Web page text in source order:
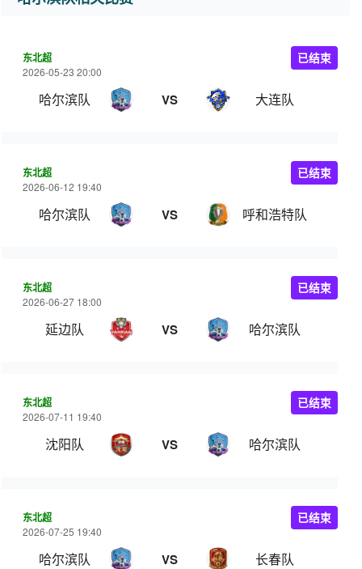
东北超
2026-05-23 20:00
哈尔滨队 VS 大连队
已结束
东北超
2026-06-12 19:40
哈尔滨队 VS 呼和浩特队
已结束
东北超
2026-06-27 18:00
延边队 VS 哈尔滨队
已结束
东北超
2026-07-11 19:40
沈阳队 VS 哈尔滨队
已结束
东北超
2026-07-25 19:40
哈尔滨队 VS 长春队
已结束